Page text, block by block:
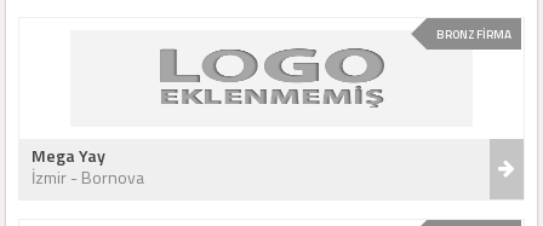
BRONZ FİRMA
Mega Yay
İzmir - Bornova